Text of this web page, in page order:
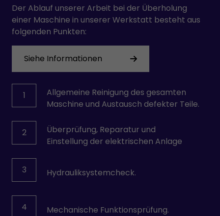
Der Ablauf unserer Arbeit bei der Überholung
einer Maschine in unserer Werkstatt besteht aus
folgenden Punkten:
Siehe Informationen
1
Allgemeine Reinigung des gesamten
Maschine und Austausch defekter Teile.
2
Überprüfung, Reparatur und
Einstellung der elektrischen Anlage
3 Hydrauliksystemcheck.
4 Mechanische Funktionsprüfung.